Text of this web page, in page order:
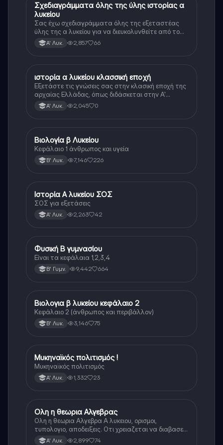
Ιστορία
Σχεδιαγράμματα όλης της ύλης ιστορίας α
λυκείου
Σας έχω σχεδιαγράμματα όλης της εξεταστέας
ύλης της α λυκείου για να διευκολυνθείτε από το
τεράστιο βάρος του βιβλίου
Α' Λυκ. 2,857 66
Ιστορία
ιστορία α λυκείου κλασσική εποχή
Εξετάστε τις γνώσεις σας στην κλασική εποχή της
αρχαίας Ελλάδας, όπως διδάσκεται στην Α'
Λυκείου.
Α' Λυκ. 2,045 0
Βιολογία
Βιολογία β Λυκείου
Κεφάλαιο 1 άνθρωπος και υγεία
Β' Λυκ. 7,146 226
Ιστορία
Ιστορία Α λυκείου ΣΟΣ
ΣΟΣ για εξετάσεις
Α' Λυκ. 2,263 42
Φυσική
Φυσική Β γυμνασίου
Είναι τα κεφάλαια 1,2,3,4
Β' Γυμν. 9,442 664
Βιολογία
Βιολογια β λυκείου κεφάλαιο 2
Κεφάλαιο 2 (άνθρωπος και περιβάλλον)
Β' Λυκ. 3,146 75
Ιστορία
Μυκηναϊκός πολιτισμός !
Μυκηναϊκός πολιτισμός
Α' Λυκ. 1,332 23
Μαθηματικά
Ολη η θεωρια Αλγεβρας
Ολη η θεωρια Αλγεβρα Α λυκειου, ορισμοι,
τυπολογιο, αποδειξεις. Οτι χρειαζεται να διαβασεις
για το θεωρητικο κομματι της αλγεβρας.
Α' Λυκ. 2,899 74